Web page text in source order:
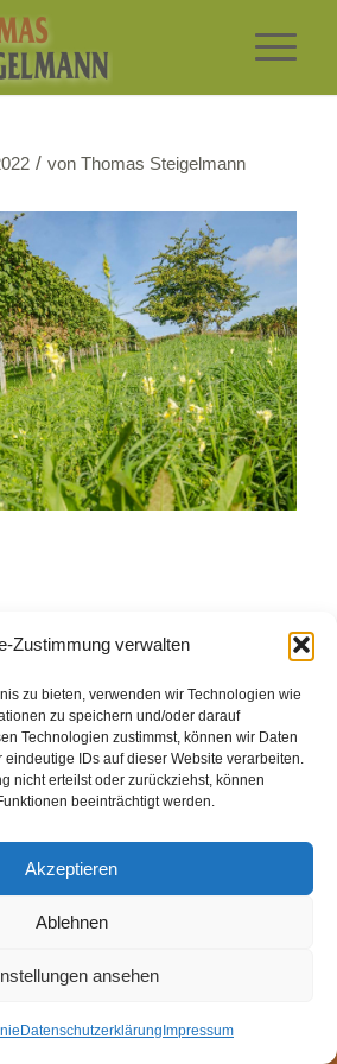
Zustimmung verwalten
zu bieten, verwenden wir Technologien wie
zu speichern und/oder darauf
Technologien zustimmst, können wir Daten
IDs auf dieser Website verarbeiten.
nicht erteilst oder zurückziehst, können
beeinträchtigt werden.
Akzeptieren
Ablehnen
ansehen
Datenschutzerklärung Impressum
/ vonThomas Steigelmann
WEINGUT SHOP FEWOS
Impressum